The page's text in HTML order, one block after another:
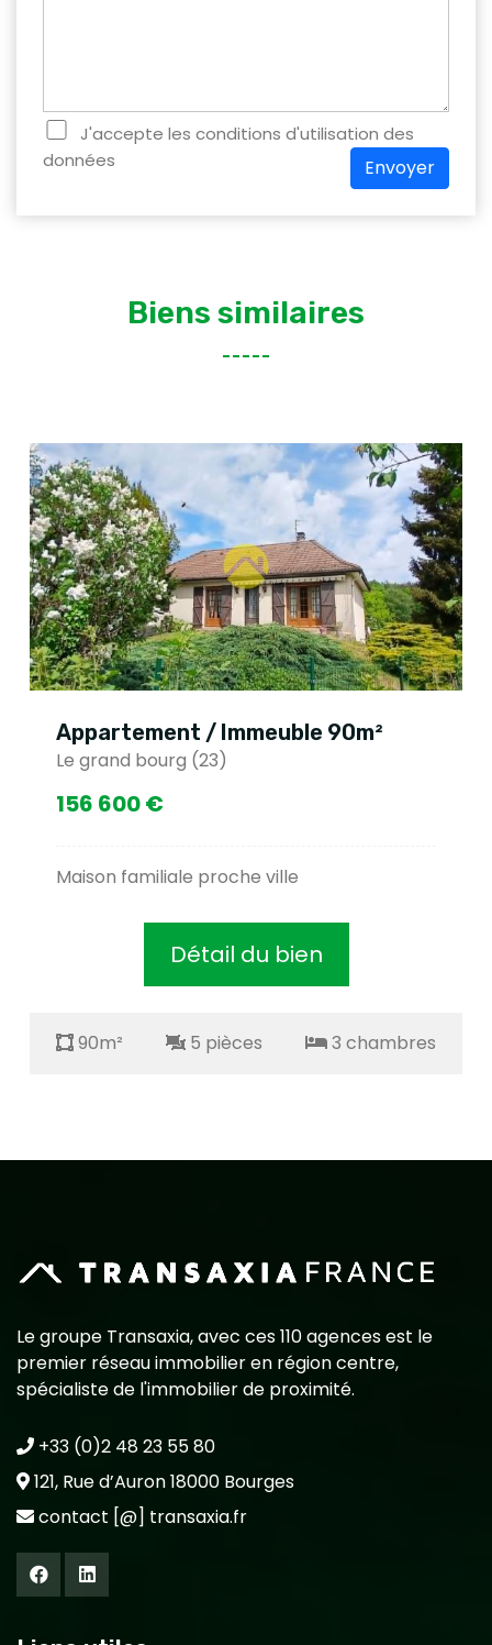
J'accepte les conditions d'utilisation des
données
Envoyer
Biens similaires
Appartement / Immeuble 90m²
Le grand bourg (23)
156 600 €
Maison familiale proche ville
Détail du bien
90m² 5 pièces 3 chambres
Le groupe Transaxia, avec ces 110 agences est le
premier réseau immobilier en région centre,
spécialiste de l'immobilier de proximité.
+33 (0)2 48 23 55 80
121, Rue d’Auron 18000 Bourges
contact [@] transaxia.fr